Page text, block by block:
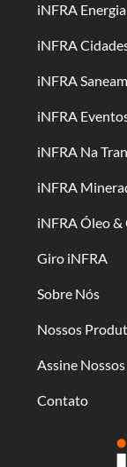
iNFRA Energia
iNFRA
iNFRA
iNFRA
iNFRA Na
iNFRA
iNFRA Óleo &
Giro iNFRA
Sobre Nós
Nossos
Assine
Contato